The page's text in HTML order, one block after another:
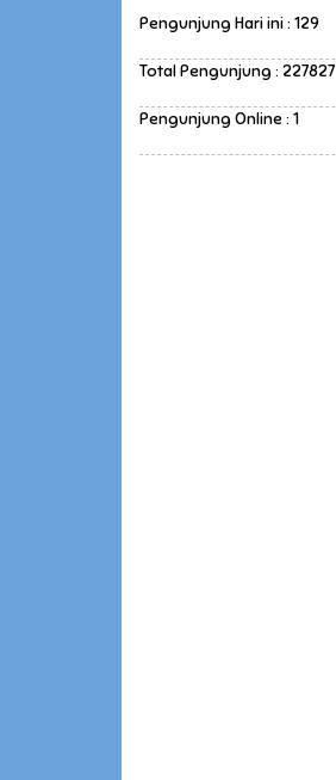
Pengunjung Hari ini : 129
Total Pengunjung : 227827
Pengunjung Online : 1